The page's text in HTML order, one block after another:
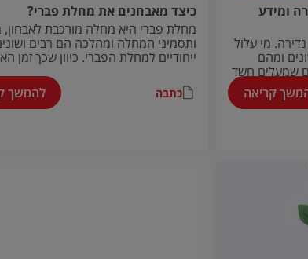
ומידע
מי עלול
ומהם
שמעלים חשד
בהם?קריאה
כיצד מאבחנים את מחלת פברי?
מחלת פברי היא מחלה מורכבת
ותסמיני המחלה ומהלכה הם רבים
ייחודיים למחלת הפברי. כיוון שכך זמן
פברי מאובחנים.ות בצורה שגויה.
כתבה להמשך